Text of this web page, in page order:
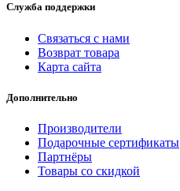
Служба поддержки
Связаться с нами
Возврат товара
Карта сайта
Дополнительно
Производители
Подарочные сертификаты
Партнёры
Товары со скидкой